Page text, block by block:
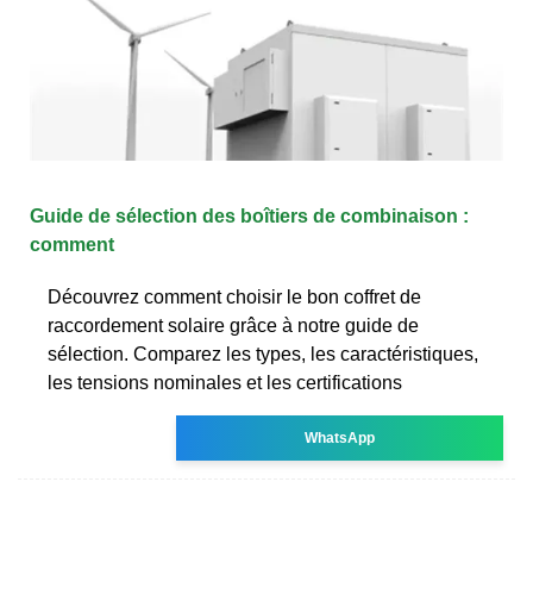
Guide de sélection des boîtiers de combinaison :
comment
Découvrez comment choisir le bon coffret de
raccordement solaire grâce à notre guide de
sélection. Comparez les types, les caractéristiques,
les tensions nominales et les certifications
WhatsApp